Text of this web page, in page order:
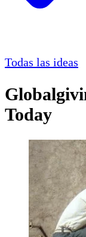
Todas las ideas
Today